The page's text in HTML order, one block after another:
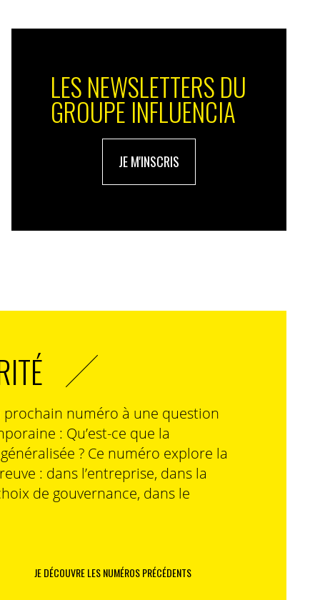
LES NEWSLETTERS DU
GROUPE INFLUENCIA
JE M'INSCRIS
prochain numéro à une question
: Qu’est-ce que la
? Ce numéro explore la
: dans l’entreprise, dans la
de gouvernance, dans le
JE DÉCOUVRE LES NUMÉROS PRÉCÉDENTS